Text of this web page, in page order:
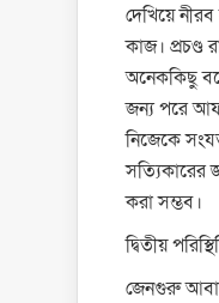
দেখিয়ে
কাজ। প্রচণ্ড
অনেককিছু
জন্য পরে
নিজেকে
সত্যিকারের
করা সম্ভব।
দ্বিতীয়
জেনগুরু